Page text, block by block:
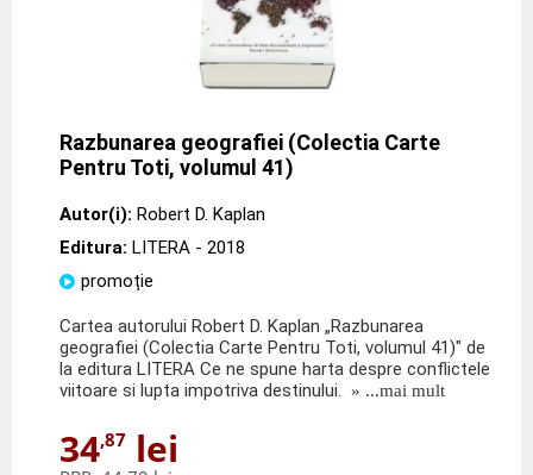
Razbunarea geografiei (Colectia Carte
Pentru Toti, volumul 41)
Autor(i): Robert D. Kaplan
Editura: LITERA - 2018
promoție
Cartea autorului Robert D. Kaplan „Razbunarea
geografiei (Colectia Carte Pentru Toti, volumul 41)" de
la editura LITERA Ce ne spune harta despre conflictele
viitoare si lupta impotriva destinului.
» ...mai mult
34,87 lei